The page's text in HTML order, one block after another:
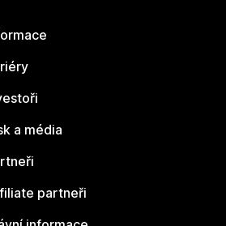
a média
partneři